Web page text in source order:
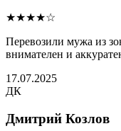
★★★★☆
Перевозили мужа из
внимателен и
17.07.2025
ДК
Дмитрий Козлов